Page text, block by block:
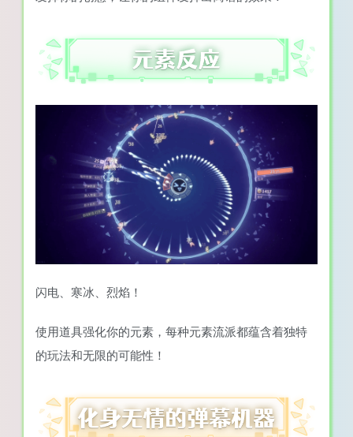
闪电、寒冰、烈焰！
使用道具强化你的元素，每种元素流派都蕴含着独特
的玩法和无限的可能性！